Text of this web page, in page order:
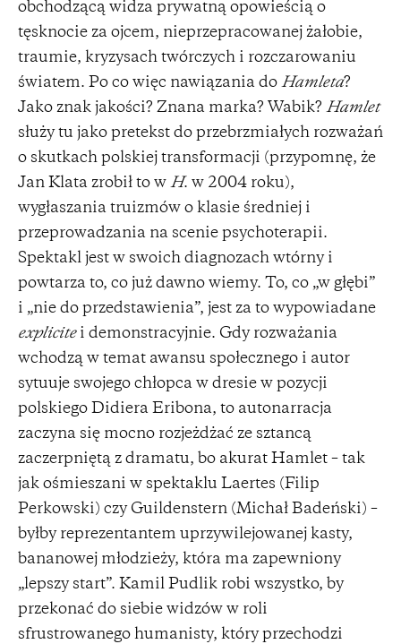
obchodzącą widza prywatną opowieścią o
tęsknocie za ojcem, nieprzepracowanej żałobie,
traumie, kryzysach twórczych i rozczarowaniu
światem. Po co więc nawiązania do Hamleta?
Jako znak jakości? Znana marka? Wabik? Hamlet
służy tu jako pretekst do przebrzmiałych rozważań
o skutkach polskiej transformacji (przypomnę, że
Jan Klata zrobił to w H. w 2004 roku),
wygłaszania truizmów o klasie średniej i
przeprowadzania na scenie psychoterapii.
Spektakl jest w swoich diagnozach wtórny i
powtarza to, co już dawno wiemy. To, co „w głębi”
i „nie do przedstawienia”, jest za to wypowiadane
explicitei demonstracyjnie. Gdy rozważania
wchodzą w temat awansu społecznego i autor
sytuuje swojego chłopca w dresie w pozycji
polskiego Didiera Eribona, to autonarracja
zaczyna się mocno rozjeżdżać ze sztancą
zaczerpniętą z dramatu, bo akurat Hamlet – tak
jak ośmieszani w spektaklu Laertes (Filip
Perkowski) czy Guildenstern (Michał Badeński) –
byłby reprezentantem uprzywilejowanej kasty,
bananowej młodzieży, która ma zapewniony
„lepszy start”. Kamil Pudlik robi wszystko, by
przekonać do siebie widzów w roli
sfrustrowanego humanisty, który przechodzi